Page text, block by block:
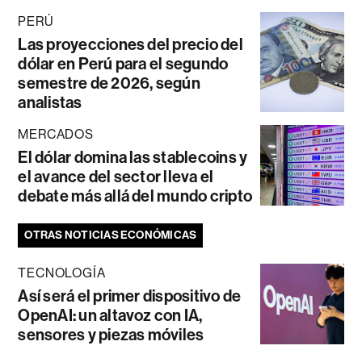
PERÚ
Las proyecciones del precio del
dólar en Perú para el segundo
semestre de 2026, según
analistas
MERCADOS
El dólar domina las stablecoins y
el avance del sector lleva el
debate más allá del mundo cripto
OTRAS NOTICIAS ECONÓMICAS
TECNOLOGÍA
Así será el primer dispositivo de
OpenAI: un altavoz con IA,
sensores y piezas móviles